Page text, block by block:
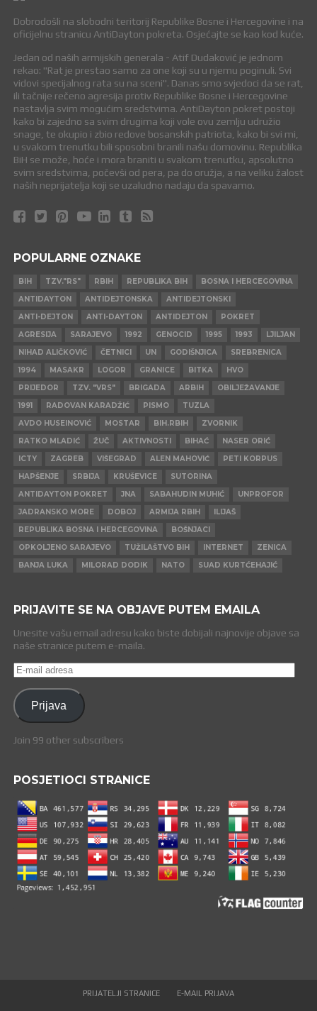
Dobrodošli na slobodni teritorij Republike Bosne i Hercegovine i na
oficijelnu stranicu AntiDayton pokreta. Osjećajte se kao kod kuće.
Jedan od naših armijskih generala - Atif Dudaković je jednom
rekao: "Rat je prestao samo za one koji su u njemu poginuli. Svi
vidovi specijalnog rata su na sceni". Danas smo svjedoci da se rat,
ili tačnije rečeno agresija protiv Republike Bosne i Hercegovine
nastavlja svim mogućim sredstvima. AntiDayton pokret postoji
kako bi zajedno sa svim drugima koji vole ovu zemlju udružio
snage, te okupio i zbio redove bosanskih patriota, kako bi svi mi,
u svakom trenutku bili sposobni branili našu domovinu. Republika
BiH se može, hoće i mora braniti u svakom trenutku, apsolutno
svim sredstvima, počevši od pera, pa do oružja, a na veliku žalost
naših neprijatelja koji se uzaludno nadaju da spavamo.
POPULARNE OZNAKE
BIH TZV."RS" RBIH REPUBLIKA BIH
BOSNA I HERCEGOVINA
ANTIDAYTON
ANTIDEJTONSKA
ANTIDEJTONSKI
ANTI-DEJTON
ANTI-DAYTON ANTIDEJTON
POKRET
AGRESIJA
SARAJEVO 1992 GENOCID 1995 1993
LJILJAN
NIHAD ALIČKOVIĆ
ČETNICI UN GODIŠNJICA
SREBRENICA
1994
MASAKR LOGOR GRANICE BITKA
HVO
PRIJEDOR
TZV. "VRS" BRIGADA ARBIH
OBILJEŽAVANJE
1991
RADOVAN KARADŽIĆ PISMO
TUZLA
AVDO HUSEINOVIĆ
MOSTAR BIH.RBIH
ZVORNIK
RATKO MLADIĆ
ŽUČ AKTIVNOSTI BIHAĆ
NASER ORIĆ
ICTY
ZAGREB VIŠEGRAD ALEN MAHOVIĆ
PETI KORPUS
HAPŠENJE
SRBIJA KRUŠEVICE
SUTORINA
ANTIDAYTON POKRET
JNA SABAHUDIN MUHIĆ
UNPROFOR
JADRANSKO MORE
DOBOJ ARMIJA RBIH
ILIJAŠ
REPUBLIKA BOSNA I HERCEGOVINA
BOŠNJACI
OPKOLJENO SARAJEVO
TUŽILAŠTVO BIH INTERNET
ZENICA
BANJA LUKA
MILORAD DODIK NATO SUAD KURTĆEHAJIĆ
PRIJAVITE SE NA OBJAVE PUTEM EMAILA
Unesite vašu email adresu kako biste dobijali najnovije objave sa
naše stranice putem e-maila.
E-
mail
adresa
Prijava
Join 99 other subscribers
POSJETIOCI STRANICE
PRIJATELJI STRANICE E-MAIL PRIJAVA